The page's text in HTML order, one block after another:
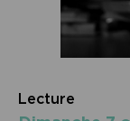
Lecture